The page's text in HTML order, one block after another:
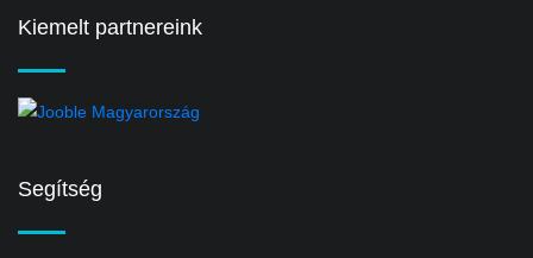
Kiemelt partnereink
Segítség